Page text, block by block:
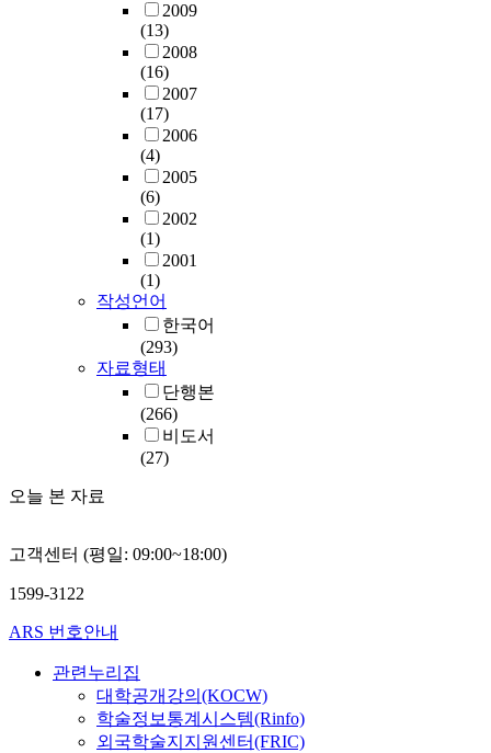
2009
(13)
2008
(16)
2007
(17)
2006
(4)
2005
(6)
2002
(1)
2001
(1)
작성언어
한국어
(293)
자료형태
단행본
(266)
비도서
(27)
오늘 본 자료
고객센터 (평일: 09:00~18:00)
1599-3122
ARS 번호안내
관련누리집
대학공개강의(KOCW)
학술정보통계시스템(Rinfo)
외국학술지지원센터(FRIC)